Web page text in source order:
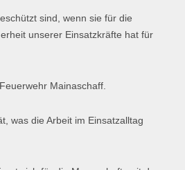
sind, wenn sie für die
unserer Einsatzkräfte hat für
Mainaschaff.
was die Arbeit im Einsatzalltag